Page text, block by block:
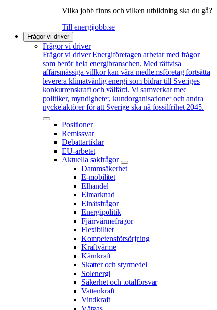
Vilka jobb finns och vilken utbildning ska du gå?
Till energijobb.se
Frågor vi driver
Frågor vi driver
Frågor vi driver Energiföretagen arbetar med frågor
som berör hela energibranschen. Med rättvisa
affärsmässiga villkor kan våra medlemsföretag fortsätta
leverera klimatvänlig energi som bidrar till Sveriges
konkurrenskraft och välfärd. Vi samverkar med
politiker, myndigheter, kundorganisationer och andra
nyckelaktörer för att Sverige ska nå fossilfrihet 2045.
Positioner
Remissvar
Debattartiklar
EU-arbetet
Aktuella sakfrågor
Dammsäkerhet
E-mobilitet
Elhandel
Elmarknad
Elnätsfrågor
Energipolitik
Fjärrvärmefrågor
Flexibilitet
Kompetensförsörjning
Kraftvärme
Kärnkraft
Skatter och styrmedel
Solenergi
Säkerhet och totalförsvar
Vattenkraft
Vindkraft